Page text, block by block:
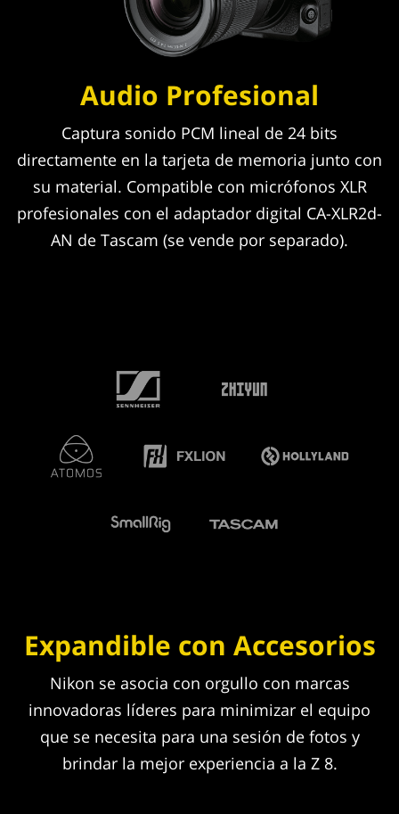
Audio Profesional
Captura sonido PCM lineal de 24 bits
directamente en la tarjeta de memoria junto con
su material. Compatible con micrófonos XLR
profesionales con el adaptador digital CA-XLR2d-
AN de Tascam (se vende por separado).
Expandible con Accesorios
Nikon se asocia con orgullo con marcas
innovadoras líderes para minimizar el equipo
que se necesita para una sesión de fotos y
brindar la mejor experiencia a la Z 8.